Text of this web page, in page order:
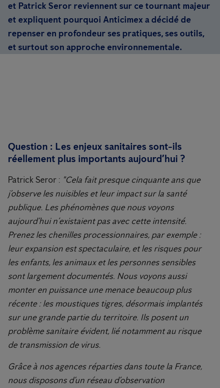
et Patrick Seror reviennent sur ce tournant majeur
et expliquent pourquoi Anticimex a décidé de
repenser en profondeur ses pratiques, ses outils,
et surtout son approche environnementale.
Question : Les enjeux sanitaires sont-ils
réellement plus importants aujourd’hui ?
Patrick Seror : "Cela fait presque cinquante ans que
j’observe les nuisibles et leur impact sur la santé
publique. Les phénomènes que nous voyons
aujourd’hui n’existaient pas avec cette intensité.
Prenez les chenilles processionnaires, par exemple :
leur expansion est spectaculaire, et les risques pour
les enfants, les animaux et les personnes sensibles
sont largement documentés. Nous voyons aussi
monter en puissance une menace beaucoup plus
récente : les moustiques tigres, désormais implantés
sur une grande partie du territoire. Ils posent un
problème sanitaire évident, lié notamment au risque
de transmission de virus.
Grâce à nos agences réparties dans toute la France,
nous disposons d’un réseau d’observation